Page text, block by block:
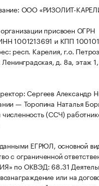
ООО «РИЗОЛИТ-
присвоен ОГРН
1001213691 и КПП
респ. Карелия, г.о.
Ленинградская, д. 8а, этаж
Сергеев Александр
— Торопина Наталья
(ССЧ)
ЕГРЮЛ, основной
с ограниченной
по ОКВЭД: 68.31
или на